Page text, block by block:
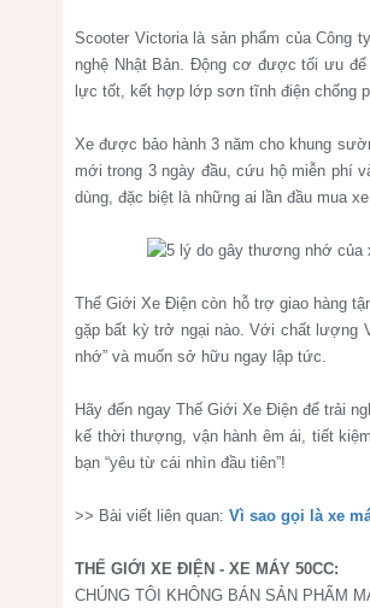
Scooter Victoria là sản phẩm của Công
nghệ Nhật Bản. Động cơ được tối ưu
lực tốt, kết hợp lớp sơn tĩnh điện chống
Xe được bảo hành 3 năm cho khung
mới trong 3 ngày đầu, cứu hộ miễn phí
dùng, đặc biệt là những ai lần đầu mua
Thế Giới Xe Điện còn hỗ trợ giao hàng
gặp bất kỳ trở ngại nào. Với chất lượng
nhớ” và muốn sở hữu ngay lập tức.
Hãy đến ngay Thế Giới Xe Điện để trải
kế thời thượng, vận hành êm ái, tiết
bạn “yêu từ cái nhìn đầu tiên”!
>> Bài viết liên quan: Vì sao gọi là xe
THẾ GIỚI XE ĐIỆN - XE MÁY 50CC:
CHÚNG TÔI KHÔNG BÁN SẢN PHẨM